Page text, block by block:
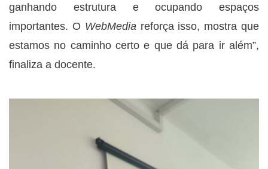
ganhando estrutura e ocupando espaços
importantes. O WebMedia reforça isso, mostra que
estamos no caminho certo e que dá para ir além”,
finaliza a docente.